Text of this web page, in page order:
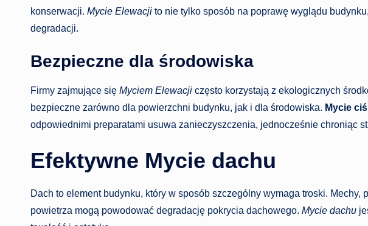
konserwacji. Mycie Elewacji to nie tylko sposób na poprawę wyglądu
degradacji.
Bezpieczne dla środowiska
Firmy zajmujące się Myciem Elewacji często korzystają z ekologicznych
bezpieczne zarówno dla powierzchni budynku, jak i dla środowiska. Mycie
odpowiednimi preparatami usuwa zanieczyszczenia, jednocześnie chroniąc
Efektywne Mycie dachu
Dach to element budynku, który w sposób szczególny wymaga troski. Mechy,
powietrza mogą powodować degradację pokrycia dachowego. Mycie dachu